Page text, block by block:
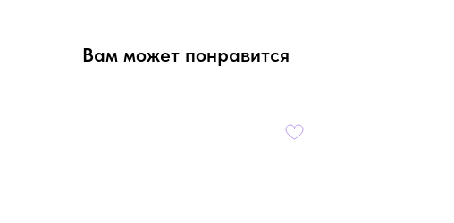
Вам может понравится